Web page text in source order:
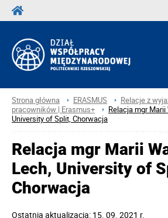
Strona główna ERASMUS Relacje z
pracowników | Erasmus+
Relacja mgr
University of Split, Chorwacja
Relacja mgr Marii
Lech, University of
Chorwacja
Ostatnia aktualizacja: 15. 09. 2021 r.